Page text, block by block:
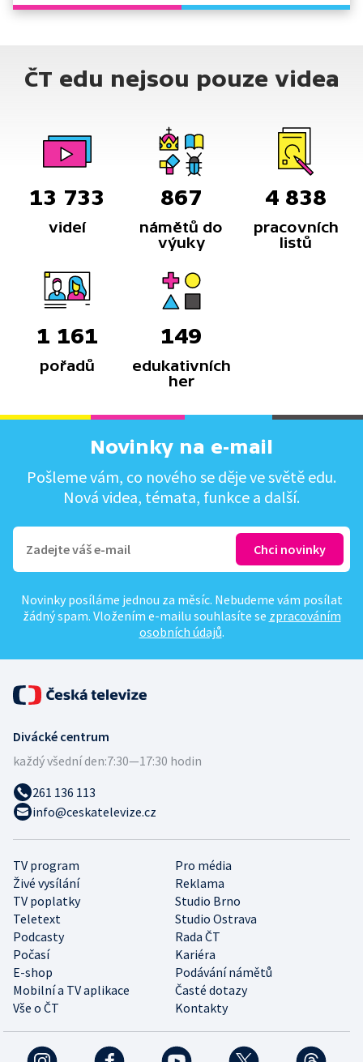
ČT edu nejsou pouze videa
13 733
videí
867
námětů do
výuky
4 838
pracovních
listů
1 161
pořadů
149
edukativních
her
Novinky na e-mail
Pošleme vám, co nového se děje ve světě edu.
Nová videa, témata, funkce a další.
Novinky posíláme jednou za měsíc. Nebudeme vám posílat
žádný spam. Vložením e-mailu souhlasíte se zpracováním
osobních údajů.